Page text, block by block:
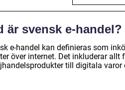
är svensk e-handel?
e-handel kan definieras som
över internet. Det inkluderar allt
till digitala varor